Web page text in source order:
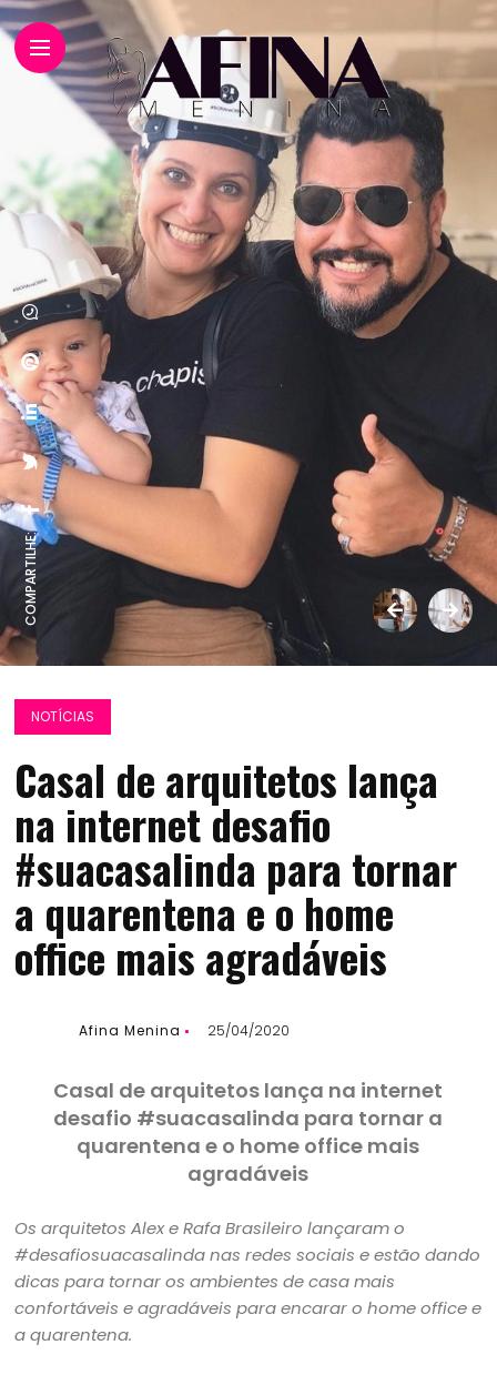
COMPARTILHE:
NOTÍCIAS
Casal de arquitetos lança
na internet desafio
#suacasalinda para tornar
a quarentena e o home
office mais agradáveis
Afina Menina 25/04/2020
Casal de arquitetos lança na internet
desafio #suacasalinda para tornar a
quarentena e o home office mais
agradáveis
Os arquitetos Alex e Rafa Brasileiro lançaram o
#desafiosuacasalinda nas redes sociais e estão dando
dicas para tornar os ambientes de casa mais
confortáveis e agradáveis para encarar o home office e
a quarentena.